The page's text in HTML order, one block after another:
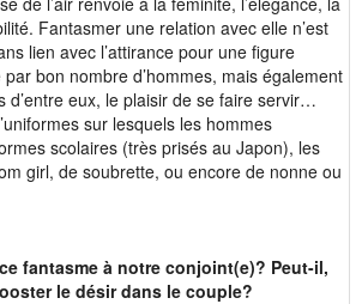
Fantasmer une relation avec elle n’est
lien avec l’attirance pour une figure
bon nombre d’hommes, mais également
d’entre eux, le plaisir de se faire servir…
sur lesquels les hommes
scolaires (très prisés au Japon), les
girl, de soubrette, ou encore de nonne ou
fantasme à notre conjoint(e)? Peut-il,
le désir dans le couple?